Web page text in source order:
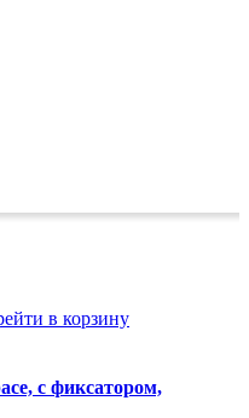
в корзину
с фиксатором,